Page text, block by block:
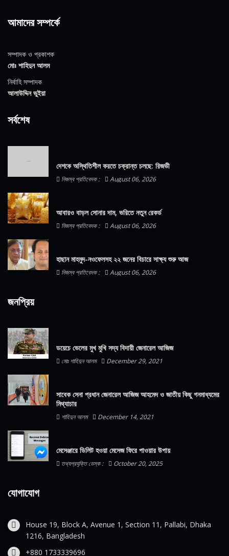
আমাদের সম্পর্কে
সম্পাদক ও প্রকাশক
মোঃ শাহিদুন আলম
নির্বাহি সম্পাদক
আলাউদ্দিন ভুইয়া
সর্বশেষ
দেশকে অস্থিতিশীল করতে চক্রান্ত চলছে: রিজভী
নিজস্ব প্রতিবেদক : August 06, 2026
আবারও বাড়ল সোনার দাম, ভরিতে নতুন রেকর্ড
নিজস্ব প্রতিবেদক : August 06, 2026
হাছান মাহমুদ-নওফেলসহ ২২ জনের বিচারে সাক্ষ্য শুরু আজ
নিজস্ব প্রতিবেদক : August 06, 2026
জনপ্রিয়
ডয়েচে ভেলের মুখ মুখি সদ্য বিদায়ী জেনারেল আজিজ
মোঃ শাহিদুন আলম December 29, 2021
সাবেক সেনা প্রধান জেনারেল আজিজ আহমেদ ও জাতীয় কিছু গনমাধ্যমের
মিথ্যাচার
শাহিদুন আলম December 14, 2021
মেসেঞ্জারে ডিলিট হওয়া মেসেজ ফিরে পাওয়ার উপায়
তথ্যপ্রযুক্তি ডেস্ক : October 20, 2025
যোগাযোগ
House 19, Block A, Avenue 1, Section 11, Pallabi, Dhaka
1216, Bangladesh
+880 1733339696